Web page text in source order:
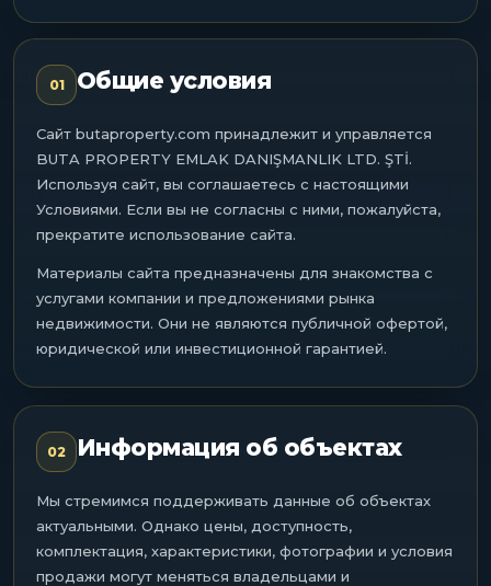
01 Общие условия
Сайт butaproperty.com принадлежит и управляется
BUTA PROPERTY EMLAK DANIŞMANLIK LTD. ŞTİ.
Используя сайт, вы соглашаетесь с настоящими
Условиями. Если вы не согласны с ними, пожалуйста,
прекратите использование сайта.
Материалы сайта предназначены для знакомства с
услугами компании и предложениями рынка
недвижимости. Они не являются публичной офертой,
юридической или инвестиционной гарантией.
02 Информация об объектах
Мы стремимся поддерживать данные об объектах
актуальными. Однако цены, доступность,
комплектация, характеристики, фотографии и условия
продажи могут меняться владельцами и